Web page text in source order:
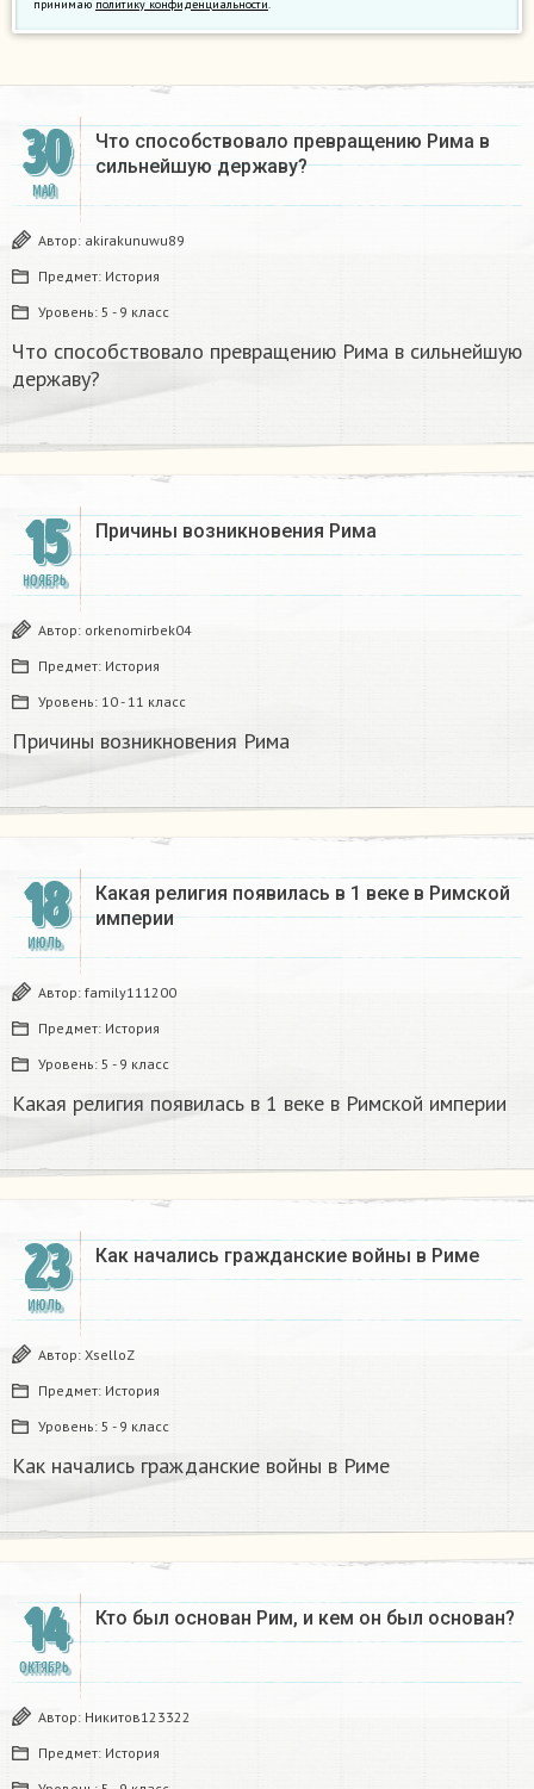
принимаю политику конфиденциальности.
30
МАЙ
Что способствовало превращению Рима в
сильнейшую державу?
Автор: akirakunuwu89
Предмет: История
Уровень: 5 - 9 класс
Что способствовало превращению Рима в сильнейшую
державу?
15
НОЯБРЬ
Причины возникновения Рима
Автор: orkenomirbek04
Предмет: История
Уровень: 10 - 11 класс
Причины возникновения Рима
18
ИЮЛЬ
Какая религия появилась в 1 веке в Римской
империи
Автор: family111200
Предмет: История
Уровень: 5 - 9 класс
Какая религия появилась в 1 веке в Римской империи
23
ИЮЛЬ
Как начались гражданские войны в Риме​
Автор: XselloZ
Предмет: История
Уровень: 5 - 9 класс
Как начались гражданские войны в Риме​
14
ОКТЯБРЬ
Кто был основан Рим, и кем он был основан?
Автор: Никитов123322
Предмет: История